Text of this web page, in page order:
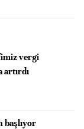
vergi
artırdı
başlıyor